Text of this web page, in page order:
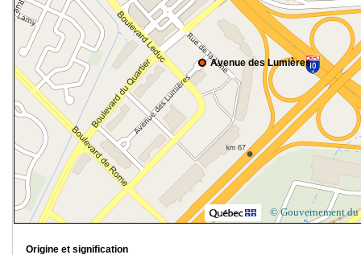
Avenue des Lumières
© Gouvernement du
Origine et signification